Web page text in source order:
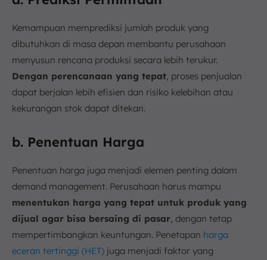
Kemampuan memprediksi jumlah produk yang
dibutuhkan di masa depan membantu perusahaan
menyusun rencana produksi secara lebih terukur.
Dengan perencanaan yang tepat , proses penjualan
dapat berjalan lebih efisien dan risiko kelebihan atau
kekurangan stok dapat ditekan.
b. Penentuan Harga
Penentuan harga juga menjadi elemen penting dalam
demand management. Perusahaan harus mampu
menentukan harga yang tepat untuk produk yang
dijual agar bisa bersaing di pasar , dengan tetap
mempertimbangkan keuntungan. Penetapan harga
eceran tertinggi (HET) juga menjadi faktor yang